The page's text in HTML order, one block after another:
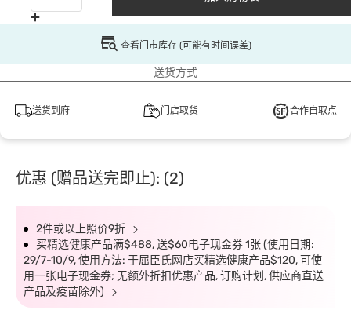
查看门市库存 (可能有时间误差)
送货方式
送货到府 门店取货 合作自取点
优惠 (赠品送完即止): (2)
2件或以上照价9折
买精选健康产品满$488, 送$60电子现金券 1张 (使用日期:
29/7-10/9, 使用方法: 于屈臣氏网店买精选健康产品$120, 可使
用一张电子现金券; 无额外折扣优惠产品, 订购计划, 供应商直送
产品及疫苗除外)